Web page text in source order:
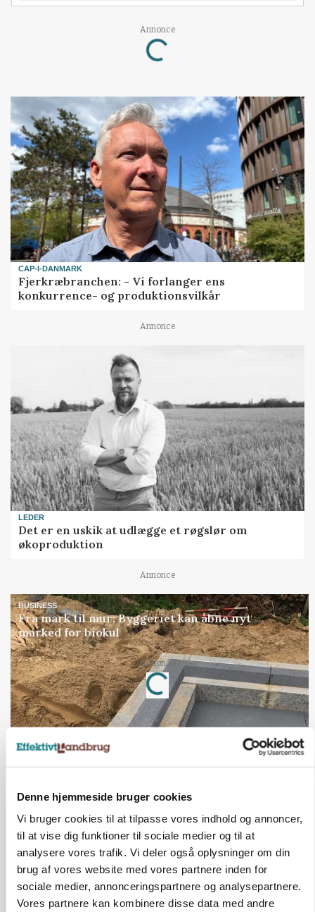
Denne hjemmeside bruger cookies
Vi bruger cookies til at tilpasse vores indhold og annoncer,
til at vise dig funktioner til sociale medier og til at
analysere vores trafik. Vi deler også oplysninger om din
brug af vores website med vores partnere inden for
sociale medier, annonceringspartnere og analysepartnere.
Vores partnere kan kombinere disse data med andre
Annonce
Loading...
CAP-I-DANMARK
Fjerkræbranchen: - Vi forlanger ens
konkurrence- og produktionsvilkår
Annonce
LEDER
Det er en uskik at udlægge et røgslør om
økoproduktion
Annonce
BUSINESS
Fra mark til mur: Byggeriet kan åbne nyt
marked for biokul
Annonce
Loading...
i samarbejde med
76ledige stillinger
Opret agent
Se alle jobs
Elevplads tilbydes ved Ringkøbing /
Trainee placement Ringkøbing